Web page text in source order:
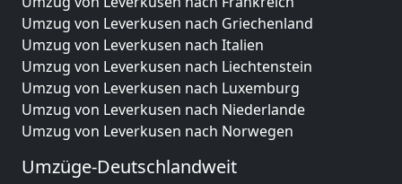
Umzug von Leverkusen nach Griechenland
Umzug von Leverkusen nach Italien
Umzug von Leverkusen nach Liechtenstein
Umzug von Leverkusen nach Luxemburg
Umzug von Leverkusen nach Niederlande
Umzug von Leverkusen nach Norwegen
Umzüge-Deutschlandweit